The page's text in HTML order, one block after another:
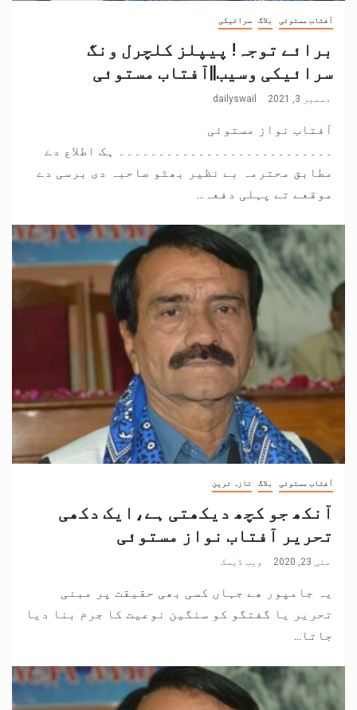
آفتاب مستوئی بلاگ سرائیکی
برائے توجہ! پیپلز کلچرل ونگ
سرائیکی وسیب||آفتاب مستوئی
دسمبر 3, 2021 dailyswail
آفتاب نواز مستوئی
۔۔۔۔۔۔۔۔۔۔۔۔۔۔۔۔۔۔۔۔۔۔۔۔۔۔۔ ہک اطلاع دے
مطابق محترمہ بے نظیر بھٹو صاحبہ دی برسی دے
موقعے تے پہلی دفعہ...
آفتاب مستوئی بلاگ تازہ ترین
آنکھ جو کچھ دیکھتی ہے،ایک دکھی
تحریر آفتاب نواز مستوئی
مئی 23, 2020 ویب ڈیسک
یہ جامپور ھے جہاں کسی بھی حقیقت پر مبنی
تحریر یا گفتگو کو سنگین نوعیت کا جرم بنا دیا
جاتا...